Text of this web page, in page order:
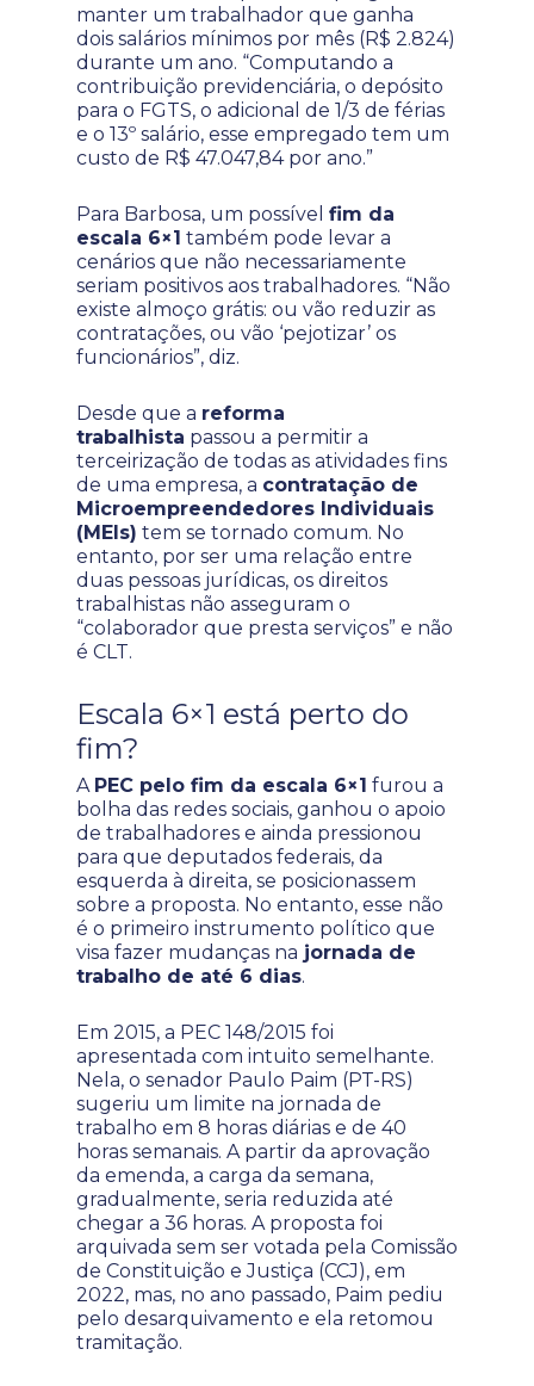
manter um trabalhador que ganha
dois salários mínimos por mês (R$ 2.824)
durante um ano. “Computando a
contribuição previdenciária, o depósito
para o FGTS, o adicional de 1/3 de férias
e o 13º salário, esse empregado tem um
custo de R$ 47.047,84 por ano.”
Para Barbosa, um possível fim da
escala 6×1 também pode levar a
cenários que não necessariamente
seriam positivos aos trabalhadores. “Não
existe almoço grátis: ou vão reduzir as
contratações, ou vão ‘pejotizar’ os
funcionários”, diz.
Desde que a reforma
trabalhista passou a permitir a
terceirização de todas as atividades fins
de uma empresa, a contratação de
Microempreendedores Individuais
(MEIs) tem se tornado comum. No
entanto, por ser uma relação entre
duas pessoas jurídicas, os direitos
trabalhistas não asseguram o
“colaborador que presta serviços” e não
é CLT.
Escala 6×1 está perto do
fim?
A PEC pelo fim da escala 6×1 furou a
bolha das redes sociais, ganhou o apoio
de trabalhadores e ainda pressionou
para que deputados federais, da
esquerda à direita, se posicionassem
sobre a proposta. No entanto, esse não
é o primeiro instrumento político que
visa fazer mudanças na jornada de
trabalho de até 6 dias.
Em 2015, a PEC 148/2015 foi
apresentada com intuito semelhante.
Nela, o senador Paulo Paim (PT-RS)
sugeriu um limite na jornada de
trabalho em 8 horas diárias e de 40
horas semanais. A partir da aprovação
da emenda, a carga da semana,
gradualmente, seria reduzida até
chegar a 36 horas. A proposta foi
arquivada sem ser votada pela Comissão
de Constituição e Justiça (CCJ), em
2022, mas, no ano passado, Paim pediu
pelo desarquivamento e ela retomou
tramitação.